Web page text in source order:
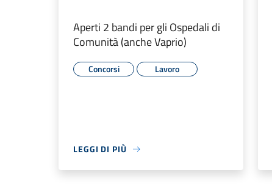
Aperti 2 bandi per gli Ospedali di
Comunità (anche Vaprio)
Concorsi Lavoro
LEGGI DI PIÙ